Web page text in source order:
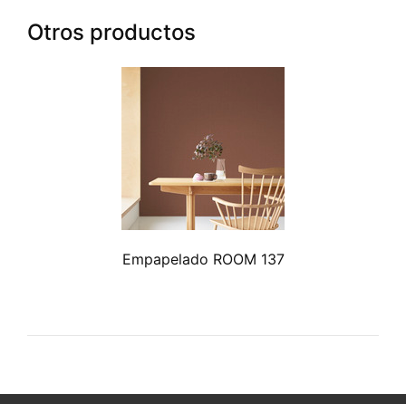
Otros productos
Empapelado ROOM 137